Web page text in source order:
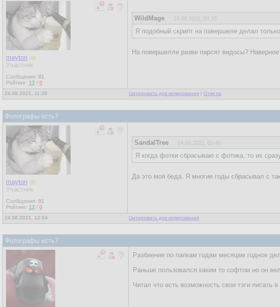
mayton
Участник
Сообщения: 81
Рейтинг: 12 / 0
WildMage 24.08.2021, 04:35
Я подобный скрипт на павершеле делал
На повершелле разве парсят видосы?
24.08.2021, 11:39 Цитировать для копирования | Ответы
Фотографы есть?
mayton
Участник
Сообщения: 81
Рейтинг: 12 / 0
SandalTree 24.08.2021, 03:45
Я когда фотки сбрасываю с фотика, то их
Да это моя беда. Я многие годы сбрасывал с
24.08.2021, 12:04 Цитировать для копирования
Фотографы есть?
Разбиение по папкам годам месяцам годное
Раньше пользовался каким то софтом но он
Читал что есть возможность свои тэги писать